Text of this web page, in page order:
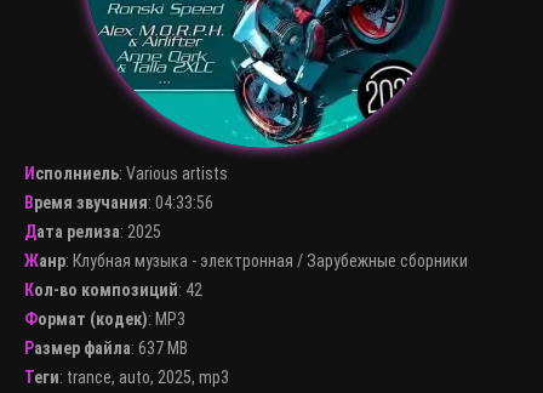
Исполниель: Various artists
Время звучания: 04:33:56
Дата релиза: 2025
Жанр: Клубная музыка - электронная / Зарубежные сборники
Кол-во композиций: 42
Формат (кодек): MP3
Размер файла: 637 MB
Теги: trance, auto, 2025, mp3